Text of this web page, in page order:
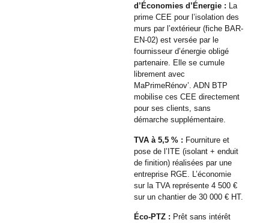
d’Économies d’Énergie : La
prime CEE pour l’isolation des
murs par l’extérieur (fiche BAR-
EN-02) est versée par le
fournisseur d’énergie obligé
partenaire. Elle se cumule
librement avec
MaPrimeRénov’. ADN BTP
mobilise ces CEE directement
pour ses clients, sans
démarche supplémentaire.
TVA à 5,5 % : Fourniture et
pose de l’ITE (isolant + enduit
de finition) réalisées par une
entreprise RGE. L’économie
sur la TVA représente 4 500 €
sur un chantier de 30 000 € HT.
Éco-PTZ : Prêt sans intérêt